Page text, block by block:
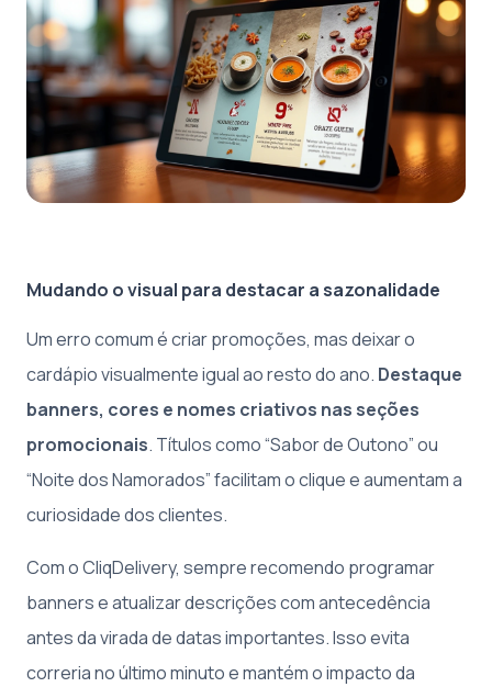
Mudando o visual para destacar a sazonalidade
Um erro comum é criar promoções, mas deixar o
cardápio visualmente igual ao resto do ano. Destaque
banners, cores e nomes criativos nas seções
promocionais. Títulos como “Sabor de Outono” ou
“Noite dos Namorados” facilitam o clique e aumentam a
curiosidade dos clientes.
Com o CliqDelivery, sempre recomendo programar
banners e atualizar descrições com antecedência
antes da virada de datas importantes. Isso evita
correria no último minuto e mantém o impacto da